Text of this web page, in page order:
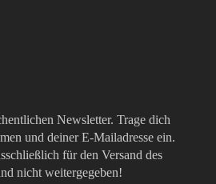
Newsletter. Trage dich
und deiner E-Mailadresse ein.
für den Versand des
nicht weitergegeben!